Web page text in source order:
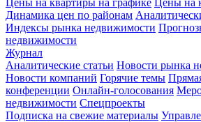
Динамика цен по районам
Индексы рынка недвижимости
недвижимости
Журнал
Аналитические статьи Новости рынка
Новости компаний Горячие темы
конференции Онлайн-голосования
недвижимости Спецпроекты
Подписка на свежие материалы